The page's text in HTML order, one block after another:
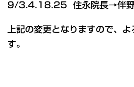
9/3.4.18.25 住永院長→伴野
上記の変更となりますので、
す。